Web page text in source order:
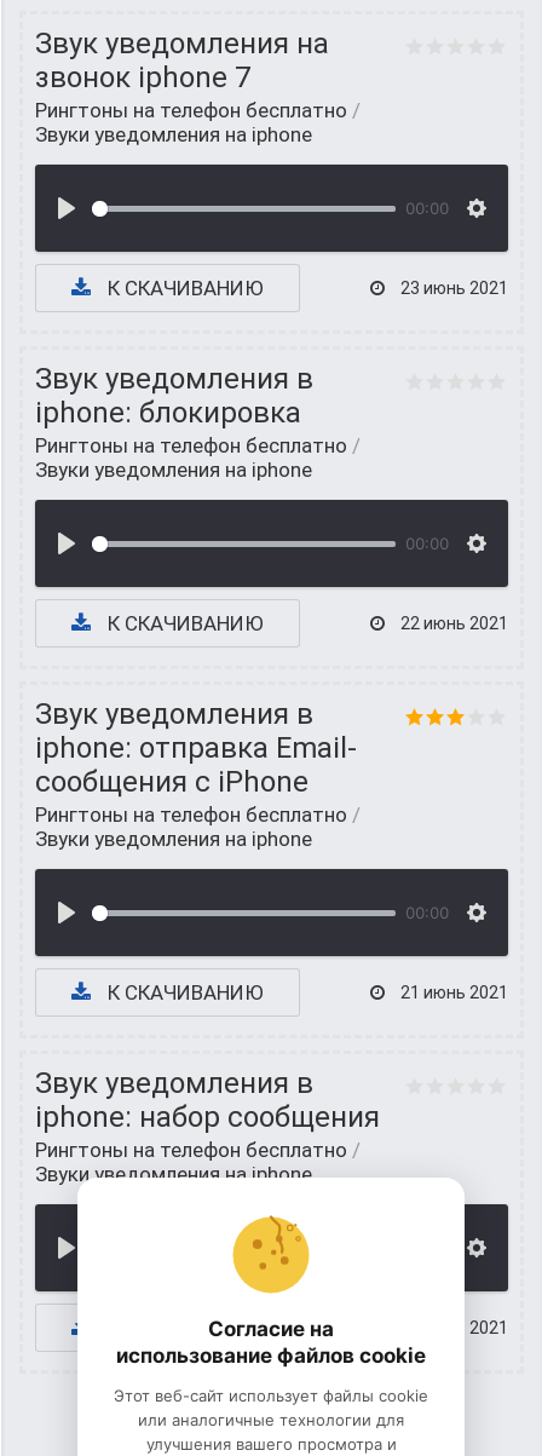
Звук уведомления на
звонок iphone 7
Рингтоны на телефон бесплатно /
Звуки уведомления на iphone
00:00
К СКАЧИВАНИЮ 23 июнь 2021
Звук уведомления в
iphone: блокировка
Рингтоны на телефон бесплатно /
Звуки уведомления на iphone
00:00
К СКАЧИВАНИЮ 22 июнь 2021
Звук уведомления в
iphone: отправка Email-
сообщения с iPhone
Рингтоны на телефон бесплатно /
Звуки уведомления на iphone
00:00
К СКАЧИВАНИЮ 21 июнь 2021
Звук уведомления в
iphone: набор сообщения
Рингтоны на телефон бесплатно /
Звуки уведомления на iphone
К СКАЧИВАНИЮ 18 июнь 2021
Согласие на
использование файлов cookie
Этот веб-сайт использует файлы cookie
или аналогичные технологии для
улучшения вашего просмотра и